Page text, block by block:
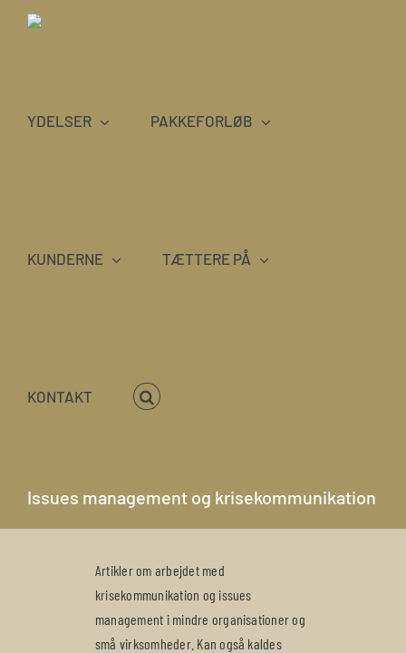
YDELSER PAKKEFORLØB
KUNDERNE TÆTTERE PÅ
KONTAKT
Issues management og krisekommunikation
Artikler om arbejdet med
krisekommunikation og issues
management i mindre organisationer og
små virksomheder. Kan også kaldes